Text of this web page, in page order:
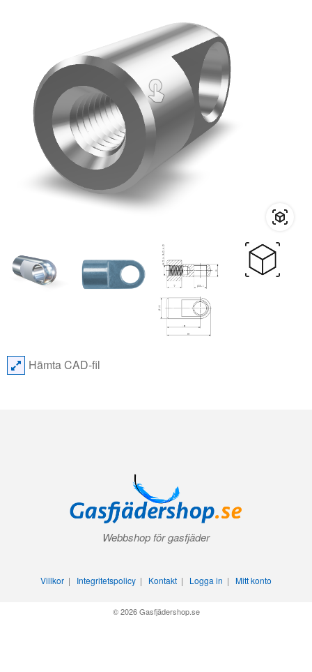
Hämta CAD-fil
Webbshop för gasfjäder
Villkor | Integritetspolicy | Kontakt | Logga in | Mitt konto
© 2026 Gasfjädershop.se